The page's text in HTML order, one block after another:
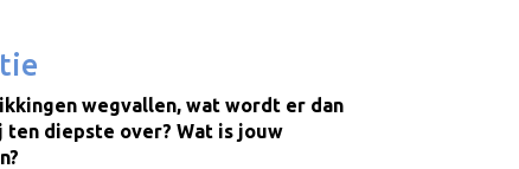
wegvallen, wat wordt er dan
ten diepste over? Wat is jouw